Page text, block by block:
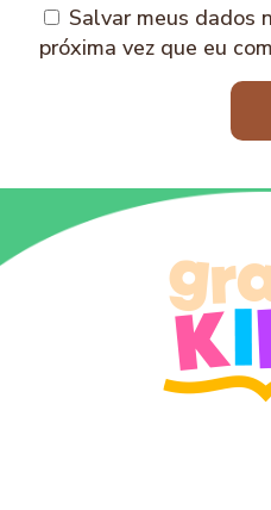
Salvar meus dados
próxima vez que eu